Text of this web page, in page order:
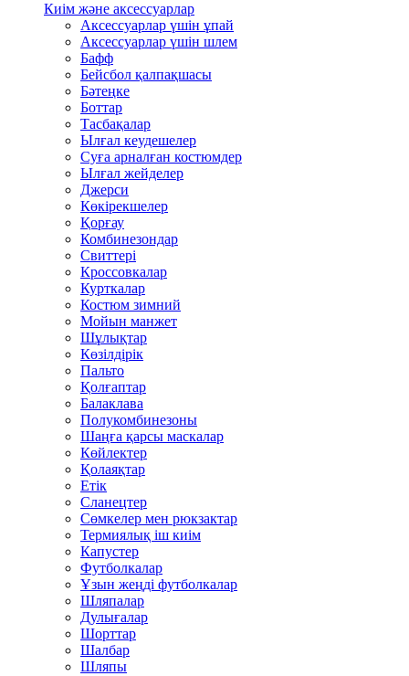
Киім және аксессуарлар
Аксессуарлар үшін ұпай
Аксессуарлар үшін шлем
Бафф
Бейсбол қалпақшасы
Бәтеңке
Боттар
Тасбақалар
Ылғал кеудешелер
Суға арналған костюмдер
Ылғал жейделер
Джерси
Көкірекшелер
Қорғау
Комбинезондар
Свиттері
Кроссовкалар
Курткалар
Костюм зимний
Мойын манжет
Шұлықтар
Көзілдірік
Пальто
Қолғаптар
Балаклава
Полукомбинезоны
Шаңға қарсы маскалар
Көйлектер
Қолаяқтар
Етік
Сланецтер
Сөмкелер мен рюкзактар
Термиялық іш киім
Капустер
Футболкалар
Ұзын жеңді футболкалар
Шляпалар
Дулығалар
Шорттар
Шалбар
Шляпы